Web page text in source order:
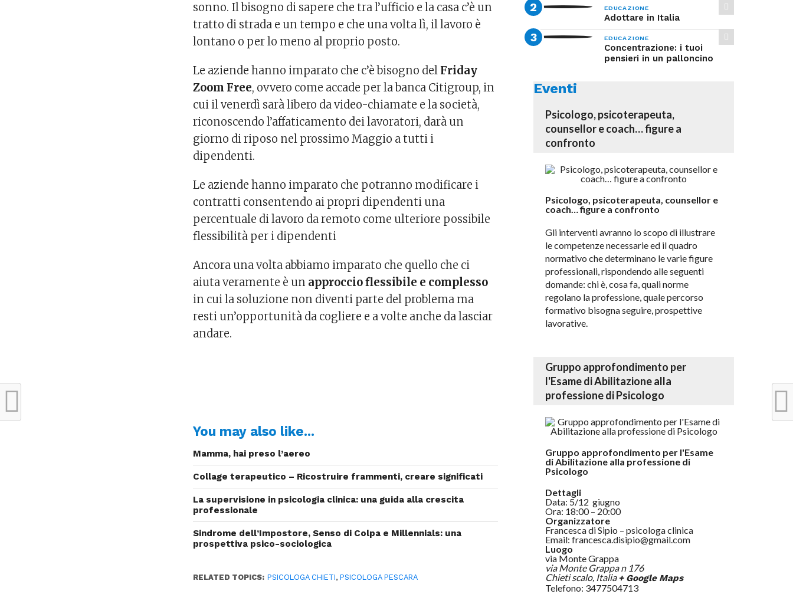
sonno. Il bisogno di sapere che tra l’ufficio e la casa c’è un
tratto di strada e un tempo e che una volta lì, il lavoro è
lontano o per lo meno al proprio posto.
Le aziende hanno imparato che c’è bisogno del Friday
Zoom Free, ovvero come accade per la banca Citigroup, in
cui il venerdì sarà libero da video-chiamate e la società,
riconoscendo l’affaticamento dei lavoratori, darà un
giorno di riposo nel prossimo Maggio a tutti i
dipendenti.
Le aziende hanno imparato che potranno modificare i
contratti consentendo ai propri dipendenti una
percentuale di lavoro da remoto come ulteriore possibile
flessibilità per i dipendenti
Ancora una volta abbiamo imparato che quello che ci
aiuta veramente è un approccio flessibile e complesso
in cui la soluzione non diventi parte del problema ma
resti un’opportunità da cogliere e a volte anche da lasciar
andare.
You may also like...
Mamma, hai preso l’aereo
Collage terapeutico – Ricostruire frammenti, creare significati
La supervisione in psicologia clinica: una guida alla crescita
professionale
Sindrome dell’Impostore, Senso di Colpa e Millennials: una
prospettiva psico-sociologica
RELATED TOPICS: PSICOLOGA CHIETI,PSICOLOGA PESCARA
EDUCAZIONE
Adottare in Italia
EDUCAZIONE
Concentrazione: i tuoi
pensieri in un palloncino
Eventi
Psicologo, psicoterapeuta,
counsellor e coach… figure a
confronto
Psicologo, psicoterapeuta, counsellor e
coach… figure a confronto
Gli interventi avranno lo scopo di illustrare
le competenze necessarie ed il quadro
normativo che determinano le varie figure
professionali, rispondendo alle seguenti
domande: chi è, cosa fa, quali norme
regolano la professione, quale percorso
formativo bisogna seguire, prospettive
lavorative.
Gruppo approfondimento per
l'Esame di Abilitazione alla
professione di Psicologo
Gruppo approfondimento per l'Esame
di Abilitazione alla professione di
Psicologo
Dettagli
Data: 5/12 giugno
Ora: 18:00 – 20:00
Organizzatore
Francesca di Sipio – psicologa clinica
Email: francesca.disipio@gmail.com
Luogo
via Monte Grappa
via Monte Grappa n 176
Chieti scalo, Italia + Google Maps
Telefono: 3477504713